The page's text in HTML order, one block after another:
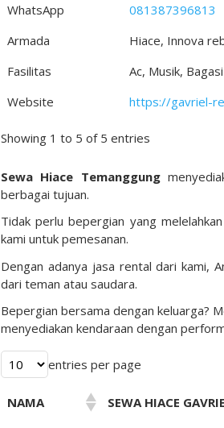
WhatsApp
081387396813
Armada
Hiace, Innova
Fasilitas
Ac, Musik, Bagasi
Website
https://gavriel-
Showing 1 to 5 of 5 entries
Sewa Hiace Temanggung
berbagai tujuan.
Tidak perlu bepergian yang
kami untuk pemesanan.
Dengan adanya jasa rental dari kami,
dari teman atau saudara.
Bepergian bersama dengan keluarga?
menyediakan kendaraan dengan
entries per page
NAMA
SEWA HIACE